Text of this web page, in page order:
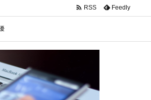
 RSS Feedly